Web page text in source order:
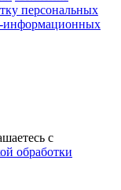
персональных
информационных
с
обработки